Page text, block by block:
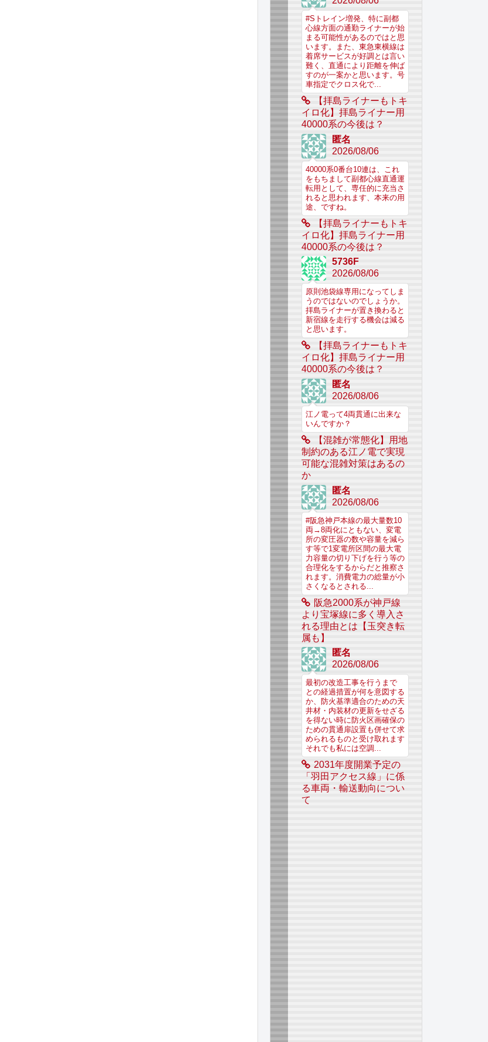
#Sトレイン増発、特に副都
心線方面の通勤ライナーが始
まる可能性があるのではと思
います。また、東急東横線は
着席サービスが好調とは言い
難く、直通により距離を伸ば
すのが一案かと思います。号
車指定でクロス化で...
【拝島ライナーもトキ
イロ化】拝島ライナー用
40000系の今後は？
匿名
2026/08/06
40000系0番台10連は、これ
をもちまして副都心線直通運
転用として、専任的に充当さ
れると思われます、本来の用
途、ですね。
【拝島ライナーもトキ
イロ化】拝島ライナー用
40000系の今後は？
5736F
2026/08/06
原則池袋線専用になってしま
うのではないのでしょうか。
拝島ライナーが置き換わると
新宿線を走行する機会は減る
と思います。
【拝島ライナーもトキ
イロ化】拝島ライナー用
40000系の今後は？
匿名
2026/08/06
江ノ電って4両貫通に出来な
いんですか？
【混雑が常態化】用地
制約のある江ノ電で実現
可能な混雑対策はあるの
か
匿名
2026/08/06
#阪急神戸本線の最大量数10
両→8両化にともない、変電
所の変圧器の数や容量を減ら
す等で1変電所区間の最大電
力容量の切り下げを行う等の
合理化をするからだと推察さ
れます。消費電力の総量が小
さくなるとされる...
阪急2000系が神戸線
より宝塚線に多く導入さ
れる理由とは【玉突き転
属も】
匿名
2026/08/06
最初の改造工事を行うまで
との経過措置が何を意図する
か、防火基準適合のための天
井材・内装材の更新をせざる
を得ない時に防火区画確保の
ための貫通扉設置も併せて求
められるものと受け取れます
それでも私には空調...
2031年度開業予定の
「羽田アクセス線」に係
る車両・輸送動向につい
て